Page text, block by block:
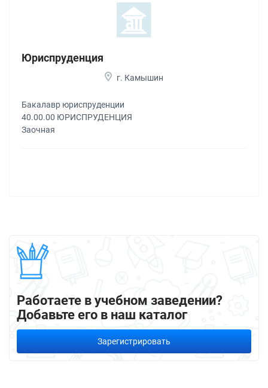
Юриспруденция
г. Камышин
Бакалавр юриспруденции
40.00.00 ЮРИСПРУДЕНЦИЯ
Заочная
Работаете в учебном заведении?
Добавьте его в наш каталог
Зарегистрировать